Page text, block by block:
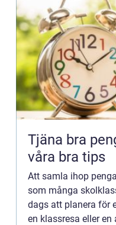
Tjäna bra
våra bra tips
Att samla ihop
som många
dags att planera för
en klassresa eller